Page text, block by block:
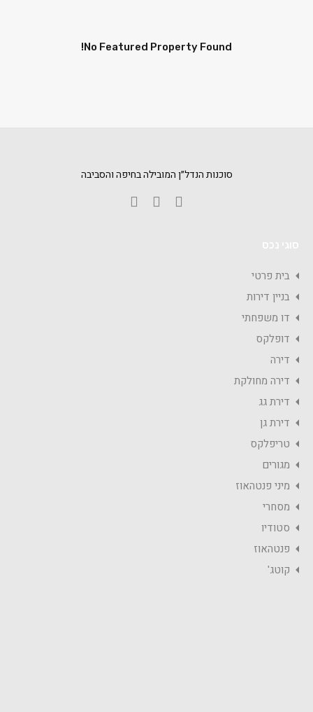
No Featured Property Found!
סוכנות הנדל״ן המובילה בחיפה והסביבה
בית פרטי
בניין דירות
דו משפחתי
דופלקס
דירה
דירה מחולקת
דירת גג
דירת גן
טריפלקס
מגורים
מיני פנטהאוז
מסחרי
סטודיו
פנטהאוז
קוטג'